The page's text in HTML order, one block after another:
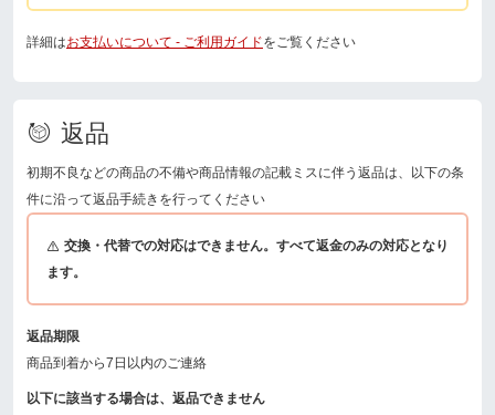
詳細はお支払いについて - ご利用ガイドをご覧ください
返品
初期不良などの商品の不備や商品情報の記載ミスに伴う返品は、以下の条
件に沿って返品手続きを行ってください
交換・代替での対応はできません。すべて返金のみの対応となり
ます。
返品期限
商品到着から7日以内のご連絡
以下に該当する場合は、返品できません